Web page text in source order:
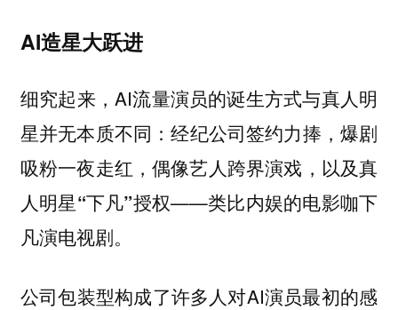
AI造星大跃进
细究起来，AI流量演员的诞生方式与真人明
星并无本质不同：经纪公司签约力捧，爆剧
吸粉一夜走红，偶像艺人跨界演戏，以及真
人明星“下凡”授权——类比内娱的电影咖下
凡演电视剧。
公司包装型构成了许多人对AI演员最初的感